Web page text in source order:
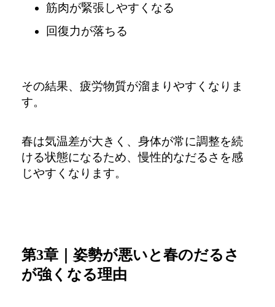
筋肉が緊張しやすくなる
回復力が落ちる
その結果、疲労物質が溜まりやすくなりま
す。
春は気温差が大きく、身体が常に調整を続
ける状態になるため、慢性的なだるさを感
じやすくなります。
第3章｜姿勢が悪いと春のだるさ
が強くなる理由